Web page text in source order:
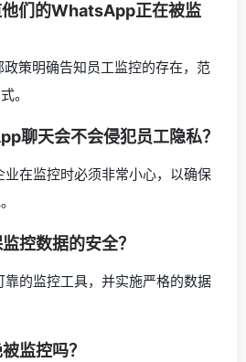
们的WhatsApp正在被监
策明确告知员工监控的存在，范
。
聊天会不会侵犯员工隐私？
在监控时必须非常小心，以确保
控数据的安全？
的监控工具，并实施严格的数据
监控吗？